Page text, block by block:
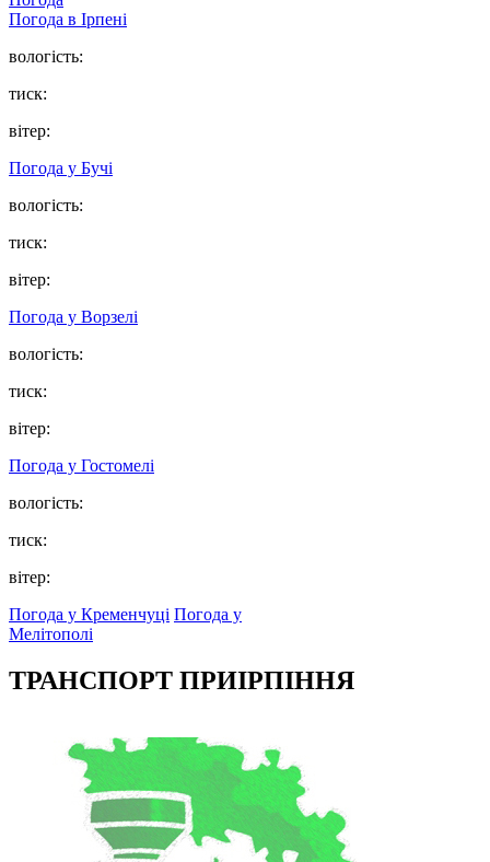
Погода в Ірпені
вологість:
тиск:
вітер:
Погода у Бучі
вологість:
тиск:
вітер:
Погода у Ворзелі
вологість:
тиск:
вітер:
Погода у Гостомелі
вологість:
тиск:
вітер:
Погода у Кременчуці Погода у
Мелітополі
ТРАНСПОРТ ПРИІРПІННЯ